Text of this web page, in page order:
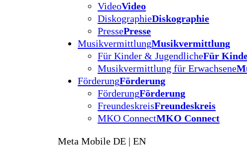
VideoVideo
DiskographieDiskographie
PressePresse
MusikvermittlungMusikvermittlung
Für Kinder & JugendlicheFür
Musikvermittlung für Erwachsene
FörderungFörderung
FörderungFörderung
FreundeskreisFreundeskreis
MKO ConnectMKO Connect
Meta Mobile DE | EN